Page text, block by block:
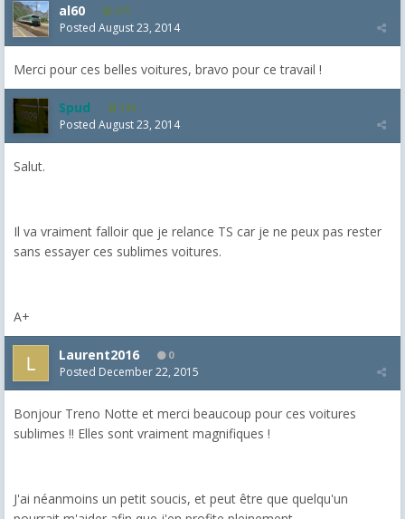
al60 271
Posted August 23, 2014
Merci pour ces belles voitures, bravo pour ce travail !
Spud 144
Posted August 23, 2014
Salut.
Il va vraiment falloir que je relance TS car je ne peux pas rester
sans essayer ces sublimes voitures.
A+
Laurent2016 0
Posted December 22, 2015
Bonjour Treno Notte et merci beaucoup pour ces voitures
sublimes !! Elles sont vraiment magnifiques !
J'ai néanmoins un petit soucis, et peut être que quelqu'un